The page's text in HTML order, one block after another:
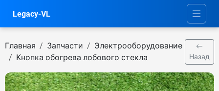
Legacy-VL
Главная Запчасти
Электрооборудование
Кнопка обогрева лобового стекла
Назад